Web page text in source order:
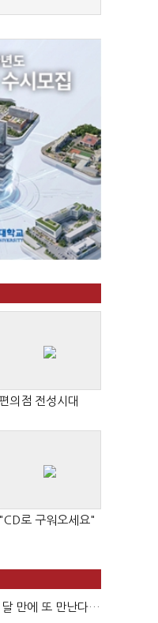
의점 전성시대
"CD로 구워오세요"
만에 또 만난다…